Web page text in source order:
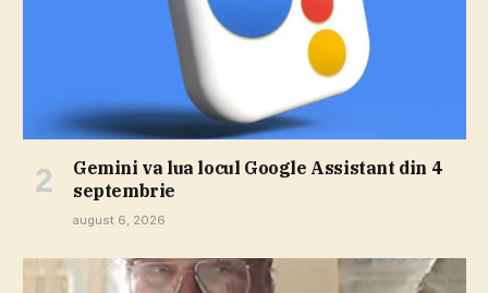
Gemini va lua locul Google Assistant din 4
septembrie
august 6, 2026